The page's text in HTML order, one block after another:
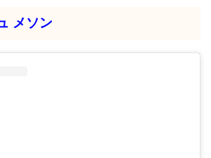
メソン